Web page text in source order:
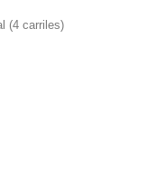
(4 carriles)